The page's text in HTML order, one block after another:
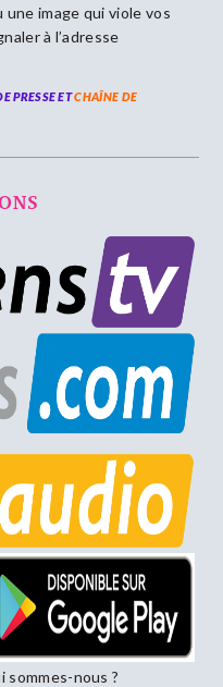
image qui viole vos
à l’adresse
PRESSE ETCHAÎNE DE
sommes-nous ?